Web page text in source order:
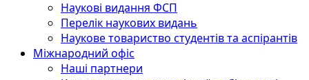
Наукові видання ФСП
Перелік наукових видань
Наукове товариство студентів та аспірантів
Міжнародний офіс
Наші партнери